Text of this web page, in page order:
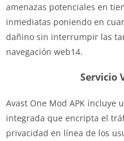
amenazas potenciales en
inmediatas poniendo en
dañino sin interrumpir las
navegación web14.
Servicio
Avast One Mod APK incluye
integrada que encripta el
privacidad en línea de los